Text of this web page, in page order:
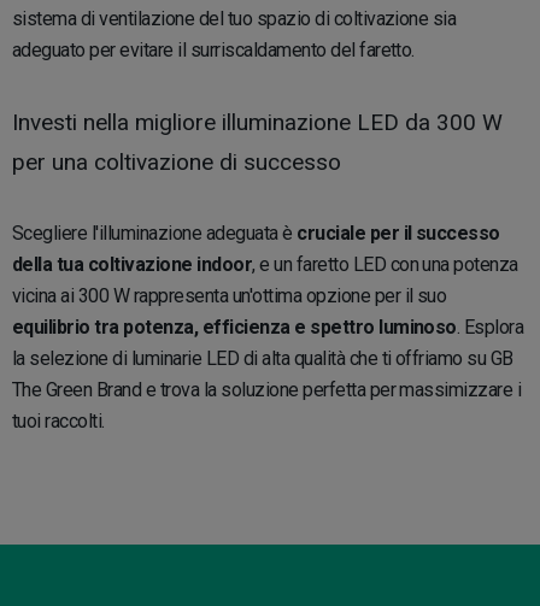
sistema di ventilazione del tuo spazio di coltivazione sia
adeguato per evitare il surriscaldamento del faretto.
Investi nella migliore illuminazione LED da 300 W
per una coltivazione di successo
Scegliere l'illuminazione adeguata è cruciale per il successo
della tua coltivazione indoor, e un faretto LED con una potenza
vicina ai 300 W rappresenta un'ottima opzione per il suo
equilibrio tra potenza, efficienza e spettro luminoso. Esplora
la selezione di luminarie LED di alta qualità che ti offriamo su GB
The Green Brand e trova la soluzione perfetta per massimizzare i
tuoi raccolti.